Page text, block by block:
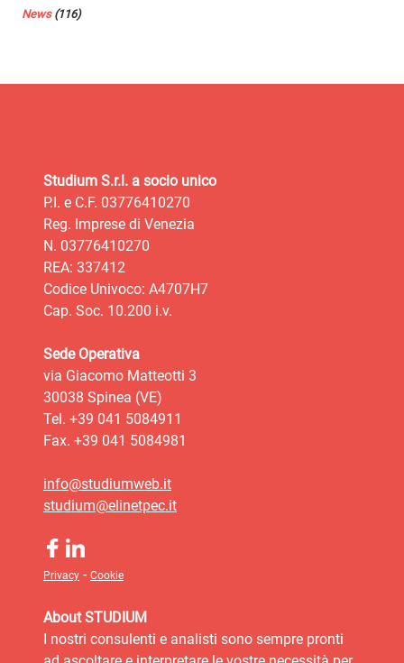
News(116)
Studium S.r.l. a socio unico
P.I. e C.F. 03776410270
Reg. Imprese di Venezia
N. 03776410270
REA: 337412
Codice Univoco: A4707H7
Cap. Soc. 10.200 i.v.
Sede Operativa
via Giacomo Matteotti 3
30038 Spinea (VE)
Tel. +39 041 5084911
Fax. +39 041 5084981
info@studiumweb.it
studium@elinetpec.it
Privacy - Cookie
About STUDIUM
I nostri consulenti e analisti sono sempre pronti